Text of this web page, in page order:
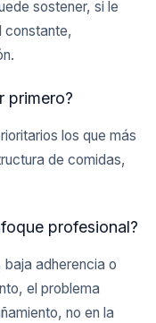
sostener, si le
constante,
primero?
los que más
de comidas,
profesional?
adherencia o
el problema
no en la